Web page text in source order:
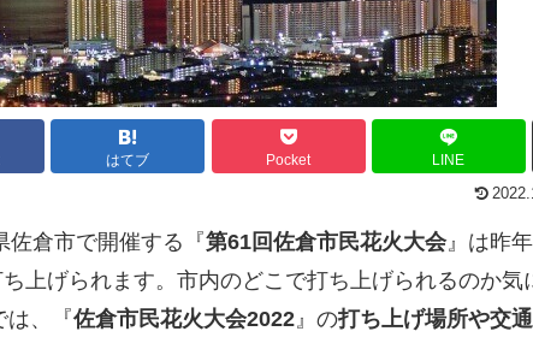
はてブ Pocket LINE
佐倉市で開催する『第61回佐倉市民花火大会』は昨
上げられます。市内のどこで打ち上げられるのか気
は、『佐倉市民花火大会2022』の打ち上げ場所や交